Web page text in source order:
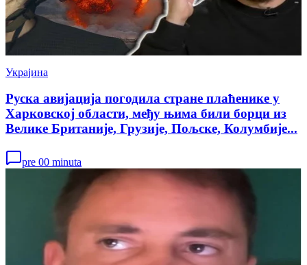
Украјина
Руска авијација погодила стране плаћенике у
Харковској области, међу њима били борци из
Велике Британије, Грузије, Пољске, Колумбије...
pre 00 minuta